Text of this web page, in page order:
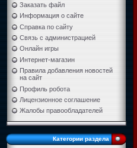
Заказать файл
Информация о сайте
Справка по сайту
Связь с администрацией
Онлайн игры
Интернет-магазин
Правила добавления новостей
на сайт
Профиль робота
Лицензионное соглашение
Жалобы правообладателей
Категории раздела